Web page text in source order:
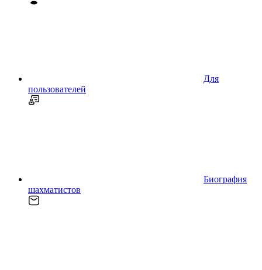
Для
пользователей
Биография
шахматистов